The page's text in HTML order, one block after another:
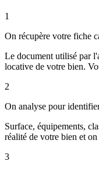
1
On récupère votre fiche
Le document utilisé par
locative de votre bien.
2
On analyse pour
Surface, équipements,
réalité de votre bien et
3